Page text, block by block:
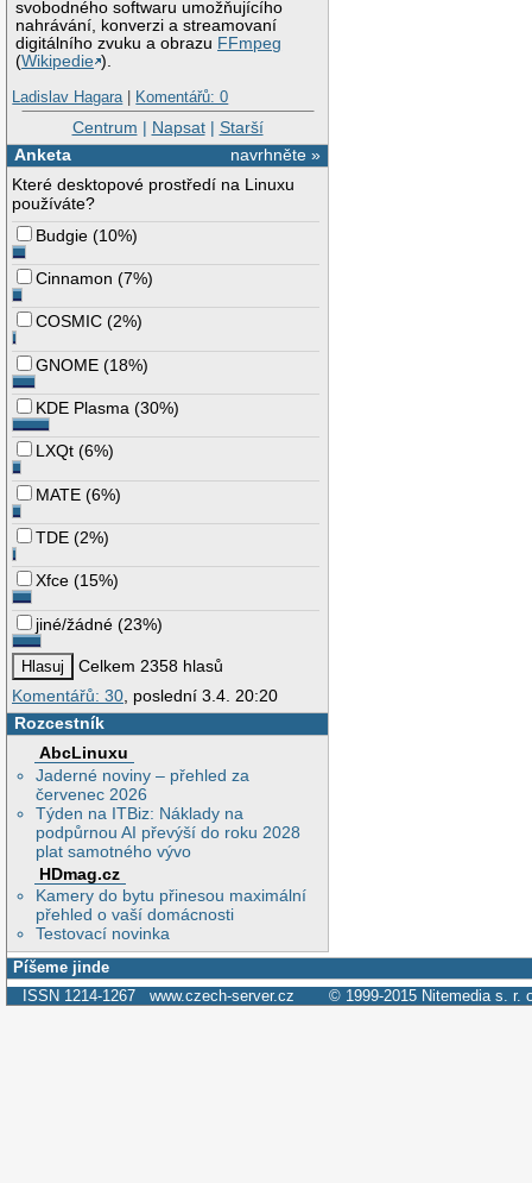
svobodného softwaru umožňujícího
nahrávání, konverzi a streamovaní
digitálního zvuku a obrazu FFmpeg
(Wikipedie ).
Ladislav Hagara | Komentářů: 0
Centrum | Napsat| Starší
navrhněte »
Anketa
Které desktopové prostředí na Linuxu
používáte?
Budgie (10%)
Cinnamon (7%)
COSMIC (2%)
GNOME (18%)
KDE Plasma (30%)
LXQt (6%)
MATE (6%)
TDE (2%)
Xfce (15%)
jiné/žádné (23%)
Celkem 2358 hlasů
Komentářů: 30, poslední 3.4. 20:20
Rozcestník
AbcLinuxu
Jaderné noviny – přehled za
červenec 2026
Týden na ITBiz: Náklady na
podpůrnou AI převýší do roku 2028
plat samotného vývo
HDmag.cz
Kamery do bytu přinesou maximální
přehled o vaší domácnosti
Testovací novinka
Píšeme jinde
ISSN 1214-1267 www.czech-server.cz © 1999-2015 Nitemedia s. r.